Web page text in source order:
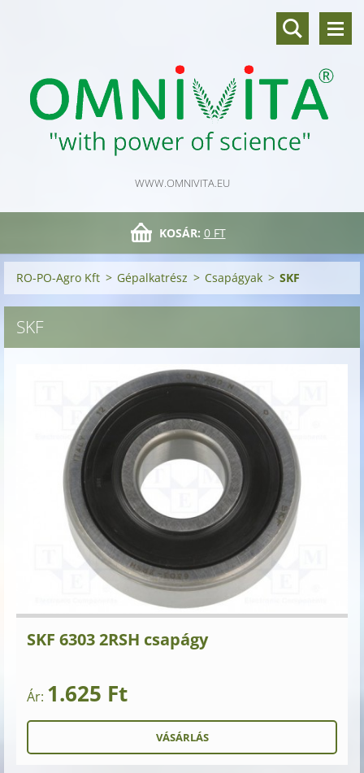
WWW.OMNIVITA.EU
KOSÁR: 0 FT
RO-PO-Agro Kft > Gépalkatrész > Csapágyak > SKF
SKF
SKF 6303 2RSH csapágy
Ár: 1.625 Ft